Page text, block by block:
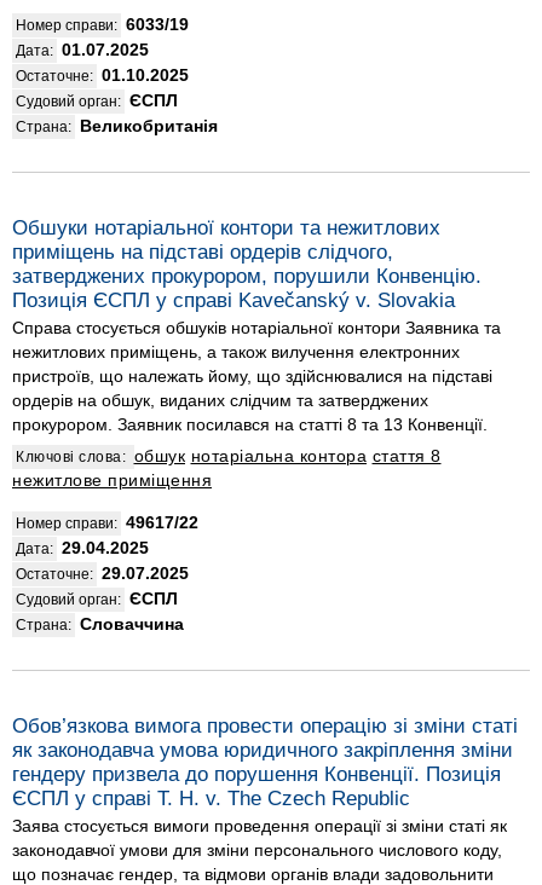
Номер справи: 6033/19
Дата: 01.07.2025
Остаточне: 01.10.2025
Судовий орган: ЄСПЛ
Страна: Великобританія
Обшуки нотаріальної контори та нежитлових
приміщень на підставі ордерів слідчого,
затверджених прокурором, порушили Конвенцію.
Позиція ЄСПЛ у справі Kavečanský v. Slovakia
Справа стосується обшуків нотаріальної контори Заявника та
нежитлових приміщень, а також вилучення електронних
пристроїв, що належать йому, що здійснювалися на підставі
ордерів на обшук, виданих слідчим та затверджених
прокурором. Заявник посилався на статті 8 та 13 Конвенції.
Ключові слова: обшук нотаріальна контора стаття 8
нежитлове приміщення
Номер справи: 49617/22
Дата: 29.04.2025
Остаточне: 29.07.2025
Судовий орган: ЄСПЛ
Страна: Словаччина
Обов’язкова вимога провести операцію зі зміни статі
як законодавча умова юридичного закріплення зміни
гендеру призвела до порушення Конвенції. Позиція
ЄСПЛ у справі T. H. v. The Czech Republic
Заява стосується вимоги проведення операції зі зміни статі як
законодавчої умови для зміни персонального числового коду,
що позначає гендер, та відмови органів влади задовольнити